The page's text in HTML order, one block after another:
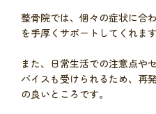
整骨院では、個々の症状に合
を手厚くサポートしてくれます
また、日常生活での注意点や
バイスも受けられるため、再
の良いところです。